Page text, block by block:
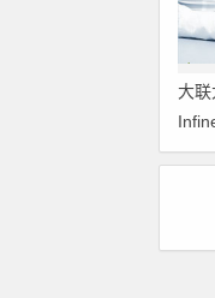
大联
配电